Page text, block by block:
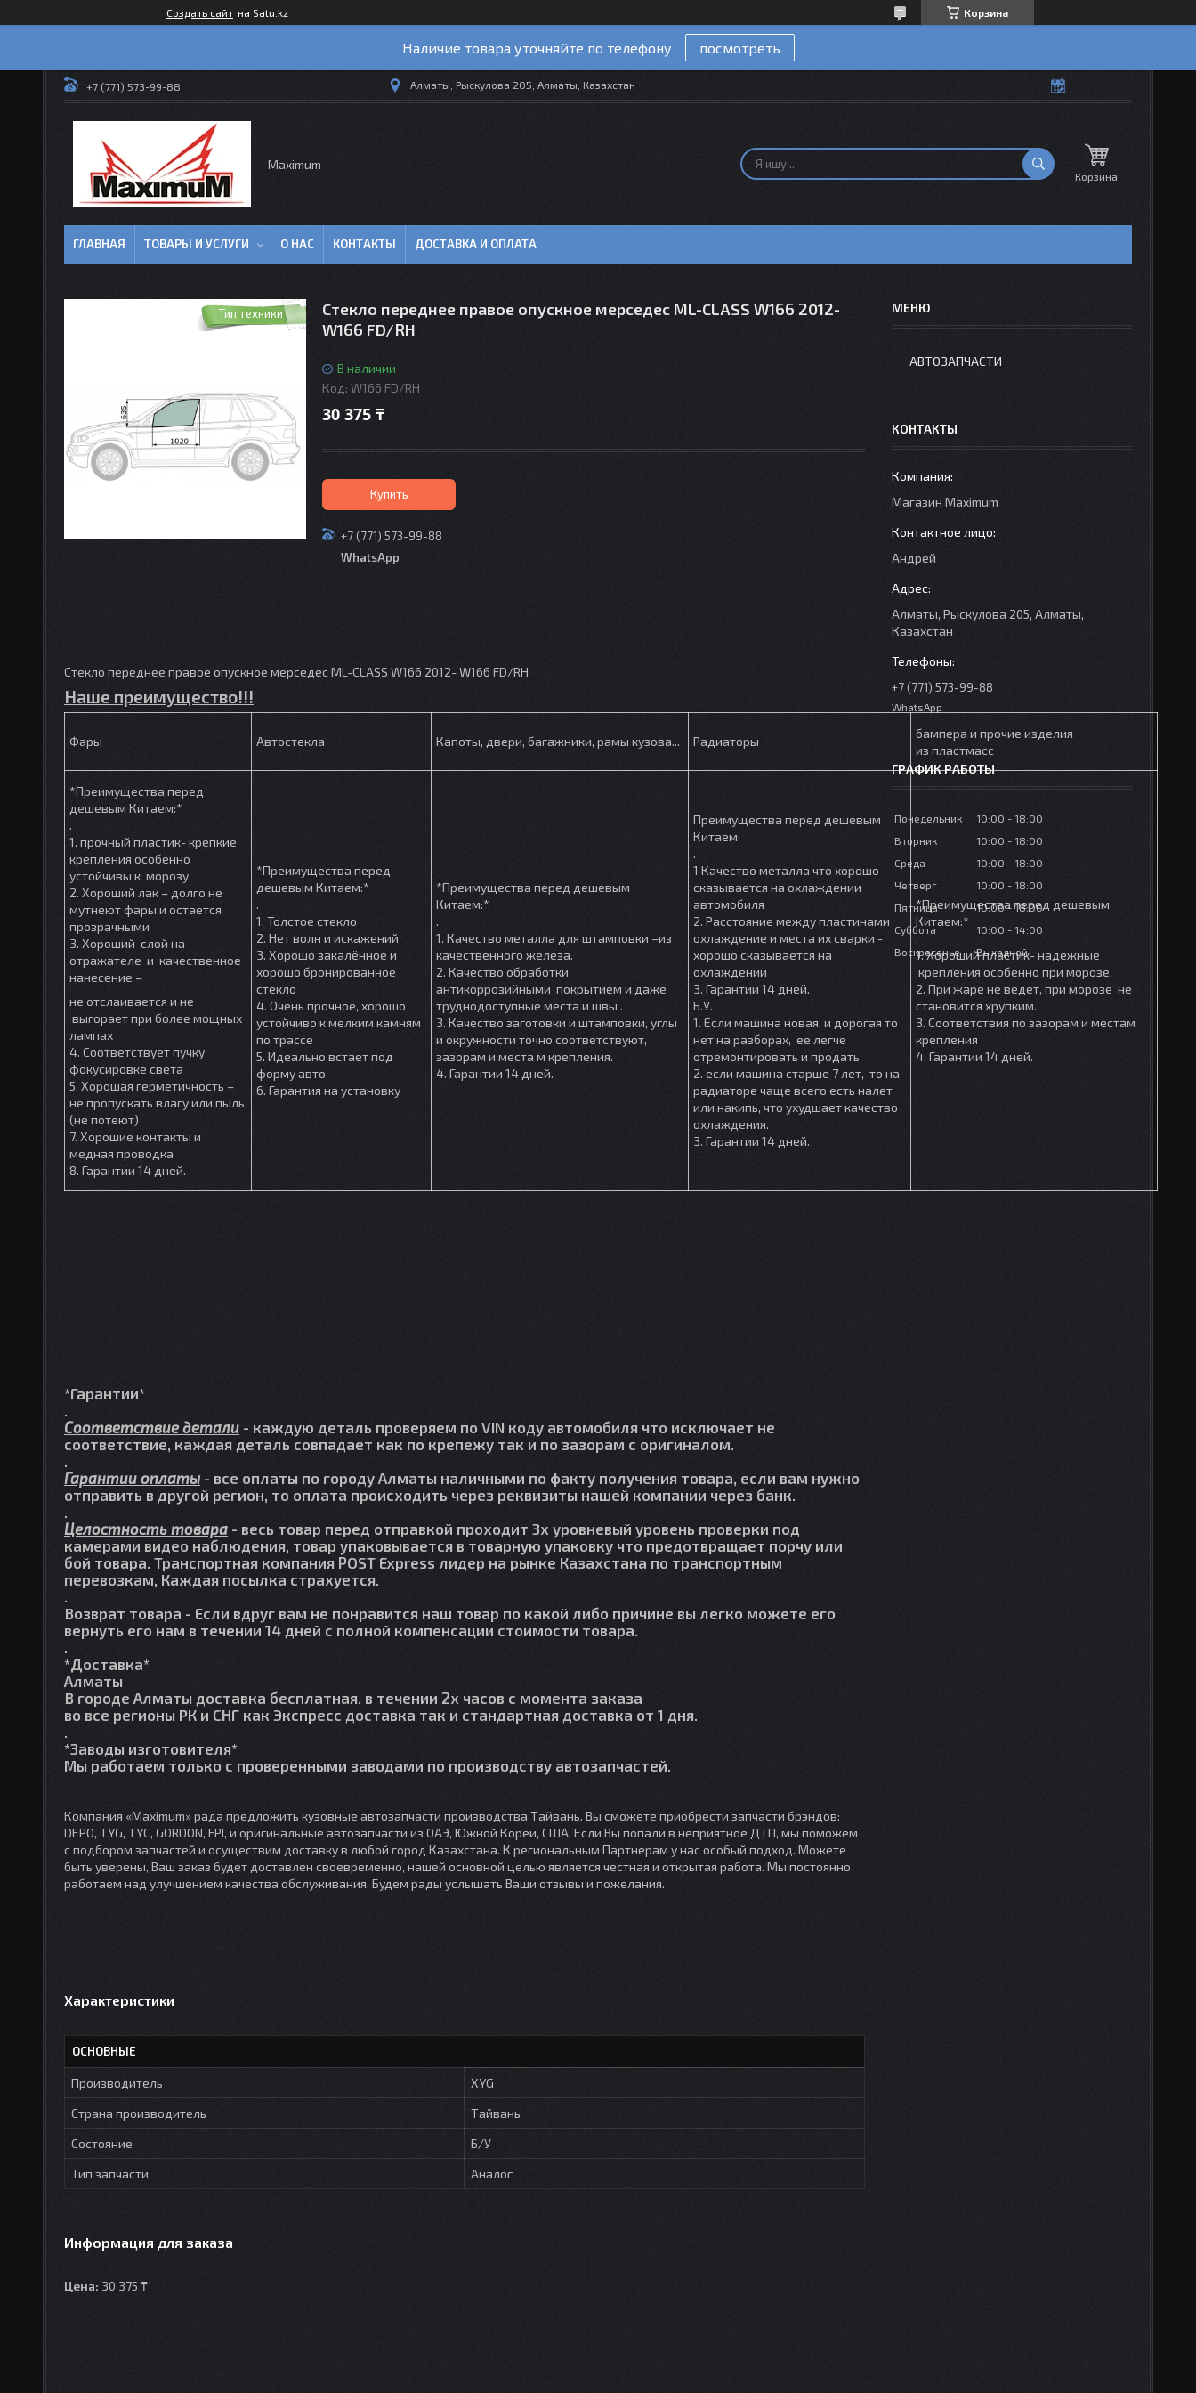
Создать сайт на Satu.kz Корзина
Наличие товара уточняйте по телефону посмотреть
+7 (771) 573-99-88 Алматы, Рыскулова 205, Алматы, Казахстан
Maximum
Корзина
ГЛАВНАЯ ТОВАРЫ И УСЛУГИ О НАС КОНТАКТЫ ДОСТАВКА И ОПЛАТА
Тип техники
Стекло переднее правое опускное мерседес ML-CLASS W166 2012-
W166 FD/RH
В наличии
Код: W166 FD/RH
30 375 ₸
Купить
+7 (771) 573-99-88
WhatsApp
Стекло переднее правое опускное мерседес ML-CLASS W166 2012- W166 FD/RH
Наше преимущество!!!
Фары Автостекла Капоты, двери, багажники, рамы кузова... Радиаторы
бампера и прочие изделия
из пластмасс
*Преимущества перед
дешевым Китаем:*
.
1. прочный пластик- крепкие
крепления особенно
устойчивы к морозу.
2. Хороший лак – долго не
мутнеют фары и остается
прозрачными
3. Хороший слой на
отражателе и качественное
нанесение –
не отслаивается и не
выгорает при более мощных
лампах
4. Соответствует пучку
фокусировке света
5. Хорошая герметичность –
не пропускать влагу или пыль
(не потеют)
7. Хорошие контакты и
медная проводка
8. Гарантии 14 дней.
*Преимущества перед
дешевым Китаем:*
.
1. Толстое стекло
2. Нет волн и искажений
3. Хорошо закалённое и
хорошо бронированное
стекло
4. Очень прочное, хорошо
устойчиво к мелким камням
по трассе
5. Идеально встает под
форму авто
6. Гарантия на установку
*Преимущества перед дешевым
Китаем:*
.
1. Качество металла для штамповки –из
качественного железа.
2. Качество обработки
антикоррозийными покрытием и даже
труднодоступные места и швы .
3. Качество заготовки и штамповки, углы
и окружности точно соответствуют,
зазорам и места м крепления.
4. Гарантии 14 дней.
Преимущества перед дешевым
Китаем:
.
1 Качество металла что хорошо
сказывается на охлаждении
автомобиля
2. Расстояние между пластинами
охлаждение и места их сварки -
хорошо сказывается на
охлаждении
3. Гарантии 14 дней.
Б.У.
1. Если машина новая, и дорогая то
нет на разборах, ее легче
отремонтировать и продать
2. если машина старше 7 лет, то на
радиаторе чаще всего есть налет
или накипь, что ухудшает качество
охлаждения.
3. Гарантии 14 дней.
*Преимущества перед дешевым
Китаем:*
.
1. Хороший пластик- надежные
крепления особенно при морозе.
2. При жаре не ведет, при морозе не
становится хрупким.
3. Соответствия по зазорам и местам
крепления
4. Гарантии 14 дней.
*Гарантии*
.
Соответствие детали - каждую деталь проверяем по VIN коду автомобиля что исключает не
соответствие, каждая деталь совпадает как по крепежу так и по зазорам с оригиналом.
.
Гарантии оплаты - все оплаты по городу Алматы наличными по факту получения товара, если вам нужно
отправить в другой регион, то оплата происходить через реквизиты нашей компании через банк.
.
Целостность товара - весь товар перед отправкой проходит 3х уровневый уровень проверки под
камерами видео наблюдения, товар упаковывается в товарную упаковку что предотвращает порчу или
бой товара. Транспортная компания POST Express лидер на рынке Казахстана по транспортным
перевозкам, Каждая посылка страхуется.
.
Возврат товара - Если вдруг вам не понравится наш товар по какой либо причине вы легко можете его
вернуть его нам в течении 14 дней с полной компенсации стоимости товара.
.
*Доставка*
Алматы
В городе Алматы доставка бесплатная. в течении 2х часов с момента заказа
во все регионы РК и СНГ как Экспресс доставка так и стандартная доставка от 1 дня.
.
*Заводы изготовителя*
Мы работаем только с проверенными заводами по производству автозапчастей.
Компания «Maximum» рада предложить кузовные автозапчасти производства Тайвань. Вы сможете приобрести запчасти брэндов:
DEPO, TYG, TYC, GORDON, FPI, и оригинальные автозапчасти из ОАЭ, Южной Кореи, США. Если Вы попали в неприятное ДТП, мы поможем
с подбором запчастей и осуществим доставку в любой город Казахстана. К региональным Партнерам у нас особый подход. Можете
быть уверены, Ваш заказ будет доставлен своевременно, нашей основной целью является честная и открытая работа. Мы постоянно
работаем над улучшением качества обслуживания. Будем рады услышать Ваши отзывы и пожелания.
Характеристики
ОСНОВНЫЕ
Производитель
XYG
Страна производитель
Тайвань
Состояние
Б/У
Тип запчасти
Аналог
Информация для заказа
Цена: 30 375 ₸
АВТОЗАПЧАСТИ
КОНТАКТЫ
Mагазин Maximum
Андрей
Алматы, Рыскулова 205, Алматы,
Казахстан
+7 (771) 573-99-88
WhatsApp
ГРАФИК РАБОТЫ
Понедельник 10:00
18:00
Вторник
10:00
18:00
Среда
10:00
18:00
Четверг
10:00
18:00
Пятница
10:00
18:00
Суббота
10:00
14:00
Воскресенье
Выходной